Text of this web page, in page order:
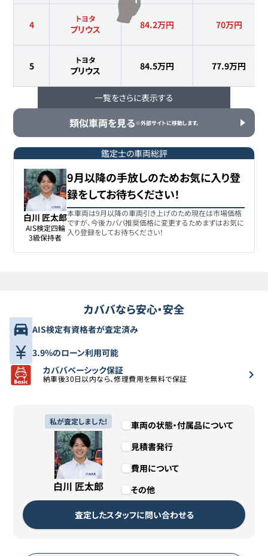
4
トヨタ
プリウス 84.2万円 70万円
5
トヨタ
プリウス 84.5万円 77.9万円
6
トヨタ
プリウス 84.7万円 75万円
7 88万円 69.9万円
8
トヨタ
プリウス 88万円
9
トヨタ
プリウス 109.9万円
トヨタ
125万円
12
トヨタ
プリウス
トヨタ
プリウス
トヨタ
プリウス
一覧をさらに表示する
類似車両を見る※外部サイトに移動します。
鑑定士の車両総評
白川 匠太郎
AIS検定四輪
3級保持者
9月以降の手放しのためお気に入り登
録をしてお待ちください！
本車両は9月以降の車両引き上げのため現在は市場価格
ですが、今後カババ推奨価格に変更するためまずはお気に
入り登録をしてお待ちください！
カババなら安心・安全
AIS検定有資格者が査定済み
3.9%のローン利用可能
カババベーシック保証
納車後30日以内なら、修理費用を無料で保証
私が査定しました!
白川 匠太郎
車両の状態・付属品について
見積書発行
費用について
その他
査定したスタッフに問い合わせる